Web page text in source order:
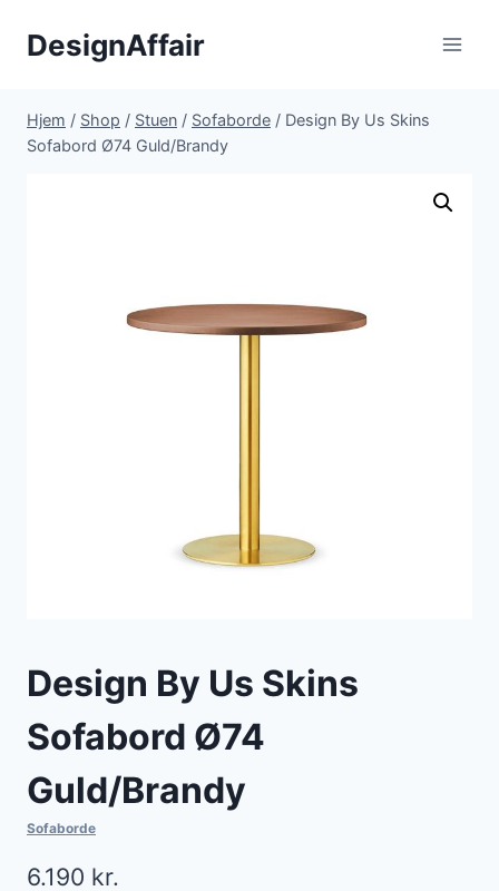
DesignAffair
Hjem / Shop / Stuen / Sofaborde / Design By Us Skins
Sofabord Ø74 Guld/Brandy
Design By Us Skins
Sofabord Ø74
Guld/Brandy
Sofaborde
6.190 kr.